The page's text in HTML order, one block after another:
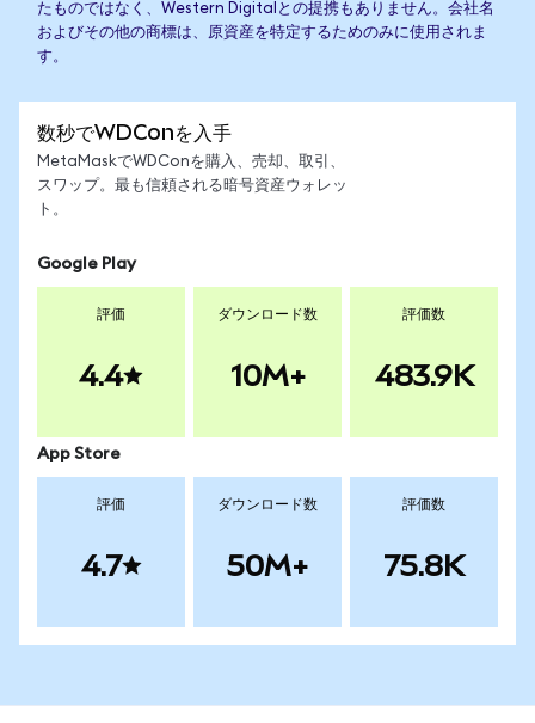
たものではなく、Western Digitalとの提携もありません。会社名
およびその他の商標は、原資産を特定するためのみに使用されま
す。
数秒でWDConを入手
MetaMaskでWDConを購入、売却、取引、
スワップ。最も信頼される暗号資産ウォレッ
ト。
Google Play
評価
4.4
ダウンロード数
10M+
評価数
483.9K
App Store
評価
4.7
ダウンロード数
50M+
評価数
75.8K